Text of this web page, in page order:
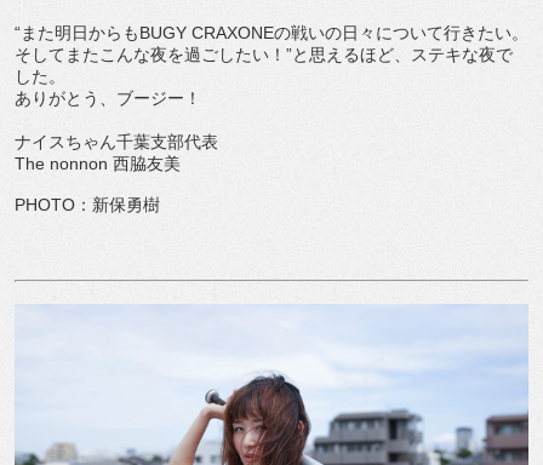
“また明日からもBUGY CRAXONEの戦いの日々について行きたい。
そしてまたこんな夜を過ごしたい！”と思えるほど、ステキな夜で
した。
ありがとう、ブージー！
ナイスちゃん千葉支部代表
The nonnon 西脇友美
PHOTO：新保勇樹